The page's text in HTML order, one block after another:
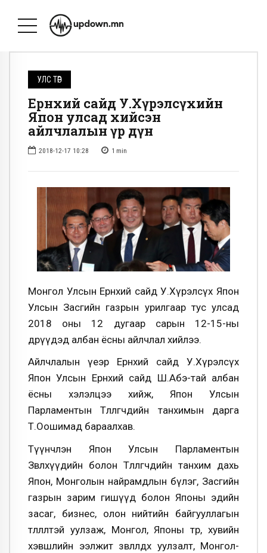
УЛС ТӨР
Ерөнхий сайд У.Хүрэлсүхийн
Япон улсад хийсэн
айлчлалын үр дүн
2018-12-17 10:28 1 min
Монгол Улсын Ерөнхий сайд У.Хүрэлсүх Япон
Улсын Засгийн газрын урилгаар тус улсад
2018 оны 12 дугаар сарын 12-15-ны
өдрүүдэд албан ёсны айлчлал хийлээ.
Айлчлалын үеэр Ерөнхий сайд У.Хүрэлсүх
Япон Улсын Ерөнхий сайд Ш.Абэ-тай албан
ёсны хэлэлцээ хийж, Япон Улсын
Парламентын Төлөөлөгчдийн танхимын дарга
Т.Оошимад бараалхав.
Түүнчлэн Япон Улсын Парламентын
Зөвлөхүүдийн болон Төлөөлөгчдийн танхим дахь
Япон, Монголын найрамдлын бүлэг, Засгийн
газрын зарим гишүүд болон Японы эдийн
засаг, бизнес, олон нийтийн байгууллагын
төлөөлөлтэй уулзаж, Монгол, Японы төр, хувийн
хэвшлийн ээлжит зөвлөлдөх уулзалт, Монгол-